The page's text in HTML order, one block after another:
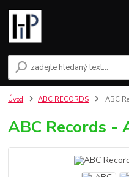
Úvod ABC RECORDS ABC
ABC Records -